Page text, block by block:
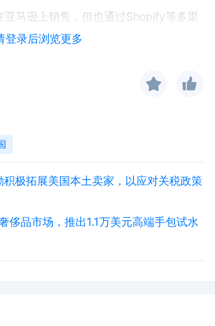
登录后浏览更多
亚马逊上销售，但也通过Shopify等多渠
极拓展美国本土卖家，以应对关税政策
侈品市场，推出1.1万美元高端手包试水